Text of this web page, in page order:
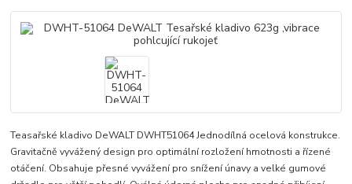
Teasařské kladivo DeWALT DWHT51064 Jednodílná ocelová konstrukce.
Gravitačně vyvážený design pro optimální rozložení hmotnosti a řízené
otáčení. Obsahuje přesné vyvážení pro snížení únavy a velké gumové